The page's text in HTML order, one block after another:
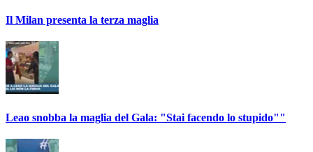
Il Milan presenta la terza maglia
Leao snobba la maglia del Gala: "Stai facendo lo stupido""